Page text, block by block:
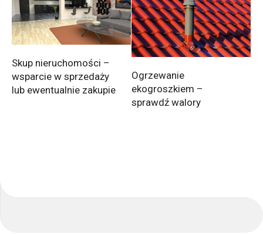
Skup nieruchomości –
wsparcie w sprzedaży
lub ewentualnie zakupie
Ogrzewanie
ekogroszkiem –
sprawdź walory